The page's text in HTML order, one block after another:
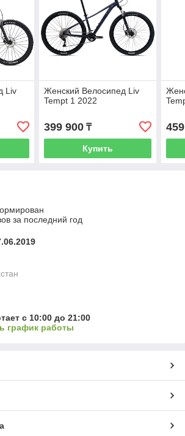
Liv
Женский Велосипед Liv
Tempt 1 2022
399 900₸
Купить
за последний год
с 10:00 до 21:00
график работы